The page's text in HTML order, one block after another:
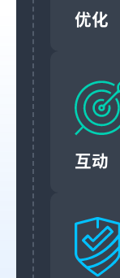
优化
互动